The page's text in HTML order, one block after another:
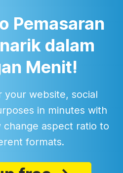
Pemasaran
dalam
Menit!
your website, social
in minutes with
change aspect ratio to
formats.